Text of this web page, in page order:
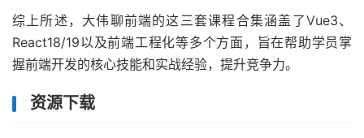
综上所述，大伟聊前端的这三套课程合集涵盖了Vue3、
React18/19以及前端工程化等多个方面，旨在帮助学员掌
握前端开发的核心技能和实战经验，提升竞争力。
资源下载